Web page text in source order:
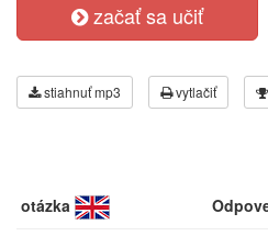
začať sa učiť
stiahnuť mp3 vytlačiť
otázka